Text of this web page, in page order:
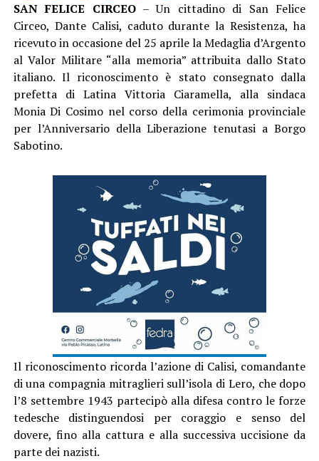
SAN FELICE CIRCEO– Un cittadino di San Felice
Circeo, Dante Calisi, caduto durante la Resistenza, ha
ricevuto in occasione del 25 aprile la Medaglia d’Argento
al Valor Militare “alla memoria” attribuita dallo Stato
italiano. Il riconoscimento è stato consegnato dalla
prefetta di Latina Vittoria Ciaramella, alla sindaca
Monia Di Cosimo nel corso della cerimonia provinciale
per l’Anniversario della Liberazione tenutasi a Borgo
Sabotino.
Il riconoscimento ricorda l’azione di Calisi, comandante
di una compagnia mitraglieri sull’isola di Lero, che dopo
l’8 settembre 1943 partecipò alla difesa contro le forze
tedesche distinguendosi per coraggio e senso del
dovere, fino alla cattura e alla successiva uccisione da
parte dei nazisti.